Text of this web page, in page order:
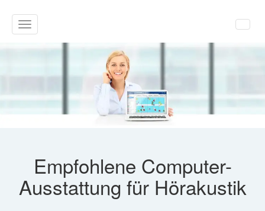
Toggle
navigation
Empfohlene Computer-
Ausstattung für Hörakustik